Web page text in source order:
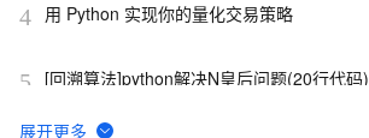
4 用 Python 实现你的量化交易策略
5 [回溯算法]python解决N皇后问题(20行代码)